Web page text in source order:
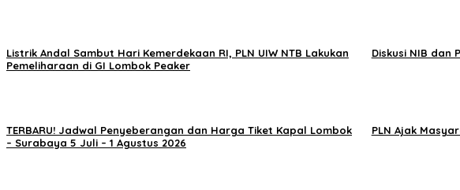
Listrik Andal Sambut Hari Kemerdekaan RI, PLN UIW NTB Lakukan
Pemeliharaan di GI Lombok Peaker
Diskusi NIB dan
TERBARU! Jadwal Penyeberangan dan Harga Tiket Kapal Lombok
– Surabaya 5 Juli – 1 Agustus 2026
PLN Ajak